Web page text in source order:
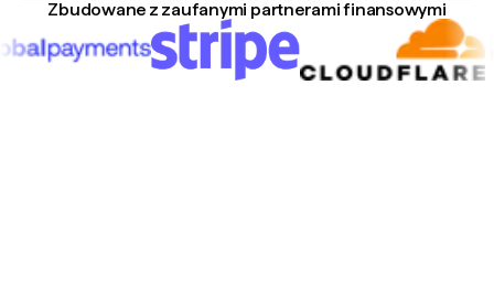
Zbudowane z zaufanymi partnerami finansowymi